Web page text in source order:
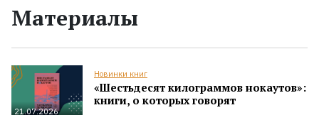
Материалы
21.07.2026
Новинки книг
«Шестьдесят килограммов нокаутов»:
книги, о которых говорят